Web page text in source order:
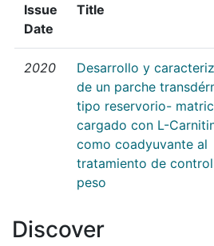
Issue
Date
Title
2020
Desarrollo y
de un parche
tipo reservorio-
cargado con L-
como coadyuvante al
tratamiento de
peso
Discover